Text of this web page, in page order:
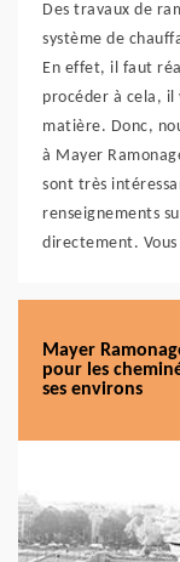
Des travaux de
système de
En effet, il faut
procéder à cela, il
matière. Donc,
à Mayer
sont très
renseignements
directement. Vous
Mayer
pour les
ses environs